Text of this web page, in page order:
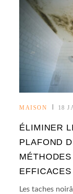
MAISON 18
ÉLIMINER
PLAFOND
EFFICACES
Les taches